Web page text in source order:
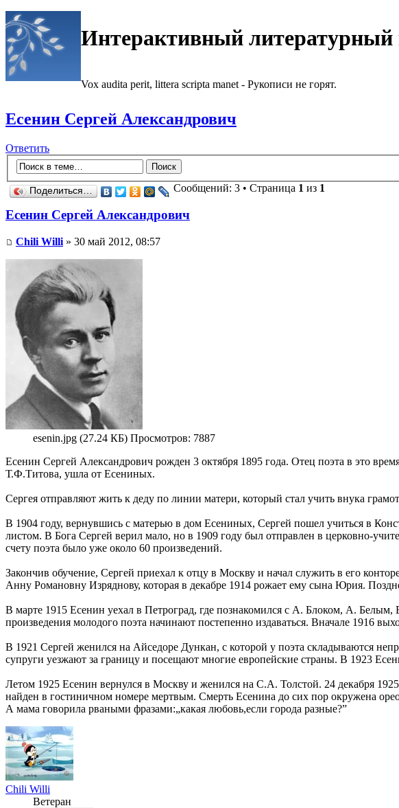
Интерактивный
Vox audita perit, littera scripta manet - Рукописи не горят.
Есенин Сергей Александрович
Ответить
Поделиться… Сообщений: 3 • Страница 1 из 1
Есенин Сергей Александрович
Chili Willi » 30 май 2012, 08:57
esenin.jpg (27.24 КБ) Просмотров: 7887
Есенин Сергей Александрович рожден 3 октября 1895 года. Отец поэта в это
Т.Ф.Титова, ушла от Есениных.
Сергея отправляют жить к деду по линии матери, который стал учить внука
В 1904 году, вернувшись с матерью в дом Есениных, Сергей пошел учиться в
листом. В Бога Сергей верил мало, но в 1909 году был отправлен в церковно-
счету поэта было уже около 60 произведений.
Закончив обучение, Сергей приехал к отцу в Москву и начал служить в его
Анну Романовну Изряднову, которая в декабре 1914 рожает ему сына Юрия.
В марте 1915 Есенин уехал в Петроград, где познакомился с А. Блоком, А.
произведения молодого поэта начинают постепенно издаваться. Вначале 1916
В 1921 Сергей женился на Айседоре Дункан, с которой у поэта складываются
супруги уезжают за границу и посещают многие европейские страны. В 1923
Летом 1925 Есенин вернулся в Москву и женился на С.А. Толстой. 24 декабря
найден в гостиничном номере мертвым. Смерть Есенина до сих пор окружена
А мама говорила рваными фразами:„какая любовь,если города разные?”
Chili Willi
Ветеран